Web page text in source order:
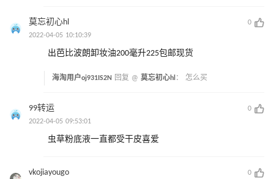
莫忘初心hl
0
2022-04-05 10:10:39
出芭比波朗卸妆油200毫升225包邮现货
海淘用户oj931IS2N 回复 @ 莫忘初心hl ： 怎么买
99转运
0
2022-04-05 09:53:01
虫草粉底液一直都受干皮喜爱
vkojiayougo
0